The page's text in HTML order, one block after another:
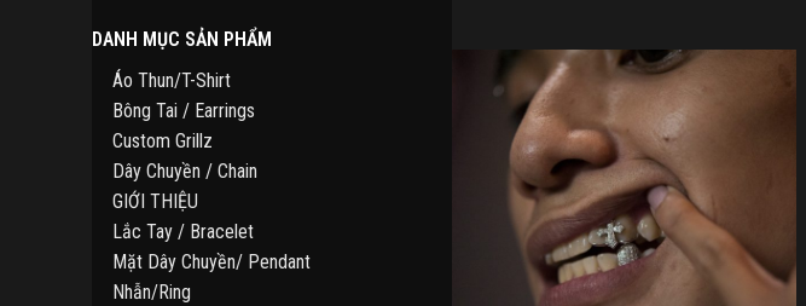
DANH MỤC SẢN PHẨM
Áo Thun/T-Shirt
Bông Tai / Earrings
Custom Grillz
Dây Chuyền / Chain
GIỚI THIỆU
Lắc Tay / Bracelet
Mặt Dây Chuyền/ Pendant
Nhẫn/Ring